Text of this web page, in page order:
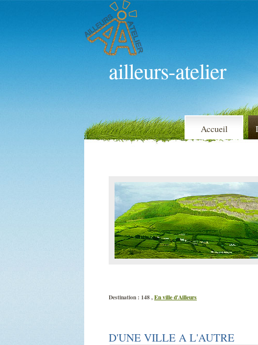
ailleurs-atelier
Accueil
Destination : 148 ,En ville d'Ailleurs
D'UNE VILLE A L'AUTRE